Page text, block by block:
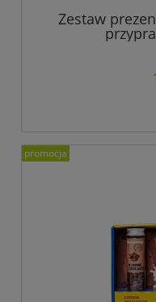
Zestaw
promocja